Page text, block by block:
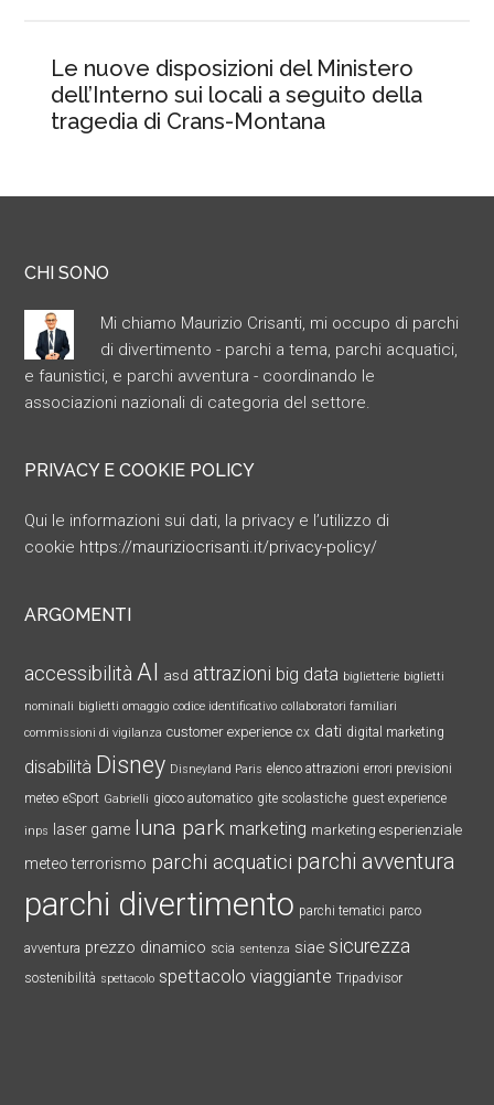
Le nuove disposizioni del Ministero
dell’Interno sui locali a seguito della
tragedia di Crans-Montana
CHI SONO
Mi chiamo Maurizio Crisanti, mi occupo di parchi
di divertimento - parchi a tema, parchi acquatici,
e faunistici, e parchi avventura - coordinando le
associazioni nazionali di categoria del settore.
PRIVACY E COOKIE POLICY
Qui le informazioni sui dati, la privacy e l’utilizzo di
cookie https://mauriziocrisanti.it/privacy-policy/
ARGOMENTI
accessibilità AI asd attrazioni big data biglietterie biglietti
nominali biglietti omaggio codice identificativo collaboratori familiari
commissioni di vigilanza customer experience cx dati digital marketing
disabilità Disney Disneyland Paris elenco attrazioni errori previsioni
meteo eSport Gabrielli gioco automatico gite scolastiche guest experience
inps laser game luna park marketing marketing esperienziale
meteo terrorismo parchi acquatici parchi avventura
parchi divertimento parchi tematici parco
avventura prezzo dinamico scia sentenza siae sicurezza
sostenibilità spettacolo spettacolo viaggiante Tripadvisor